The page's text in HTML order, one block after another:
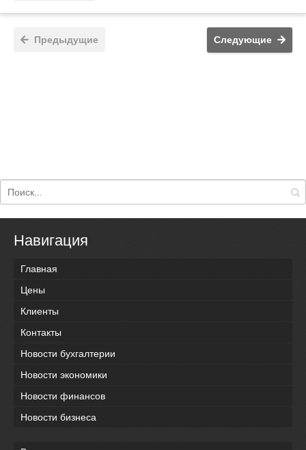
Предыдущие Следующие
Навигация
Главная
Цены
Клиенты
Контакты
Новости бухгалтерии
Новости экономики
Новости финансов
Новости бизнеса